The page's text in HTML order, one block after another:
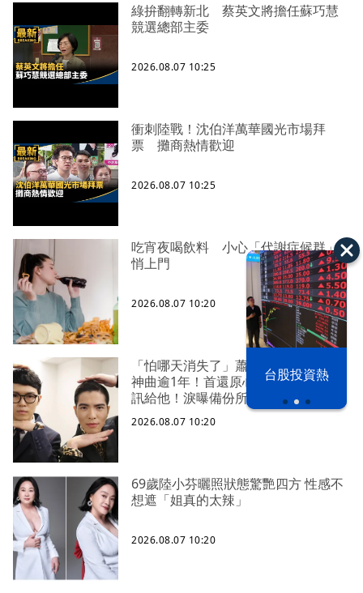
以色列 穹頂
之下
台股投資熱
綠拚翻轉新北 蔡英文將擔任蘇巧慧
競選總部主委
2026.08.07 10:25
衝刺陸戰！沈伯洋萬華國光市場拜
票 攤商熱情歡迎
2026.08.07 10:25
吃宵夜喝飲料 小心「代謝症候群」
悄上門
2026.08.07 10:20
「怕哪天消失了」蕭敬騰拒聽方大同
神曲逾1年！首還原心境 至今仍會傳
訊給他！淚曝備份所有語音
2026.08.07 10:20
69歲陸小芬曬照狀態驚艷四方 性感不
想遮「姐真的太辣」
2026.08.07 10:20